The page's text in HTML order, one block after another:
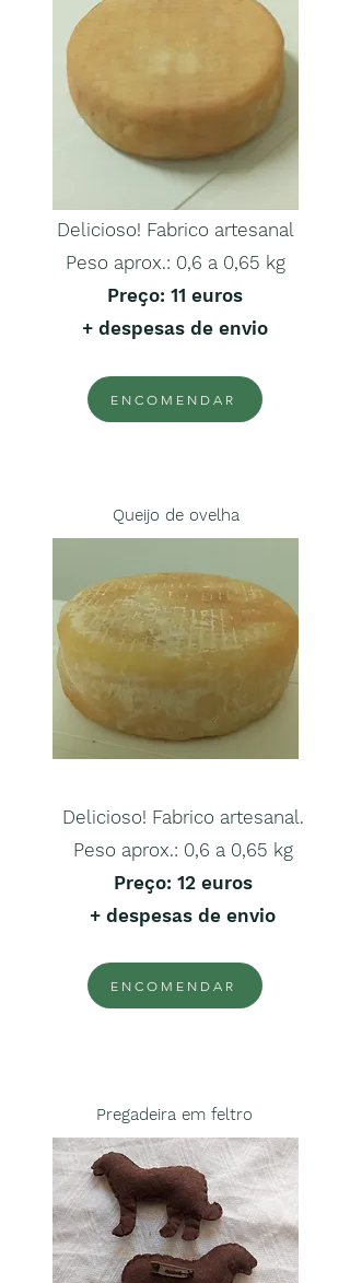
Delicioso! Fabrico artesanal
Peso aprox.: 0,6 a 0,65 kg
Preço: 11 euros
+ despesas de envio
ENCOMENDAR
Queijo de ovelha
Delicioso! Fabrico artesanal.
Peso aprox.: 0,6 a 0,65 kg
Preço: 12 euros
+ despesas de envio
ENCOMENDAR
Pregadeira em feltro